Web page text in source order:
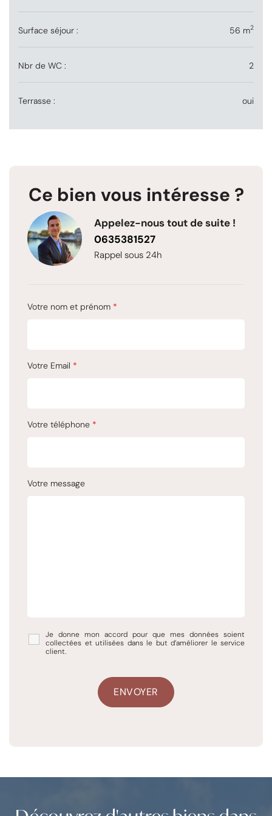
Surface séjour : 56 m2
Nbr de WC : 2
Terrasse : oui
Ce bien vous intéresse ?
Appelez-nous tout de suite !
0635381527
Rappel sous 24h
Votre nom et prénom *
Votre Email *
Votre téléphone *
Votre message
Je donne mon accord pour que mes données soient
collectées et utilisées dans le but d’améliorer le service
client.